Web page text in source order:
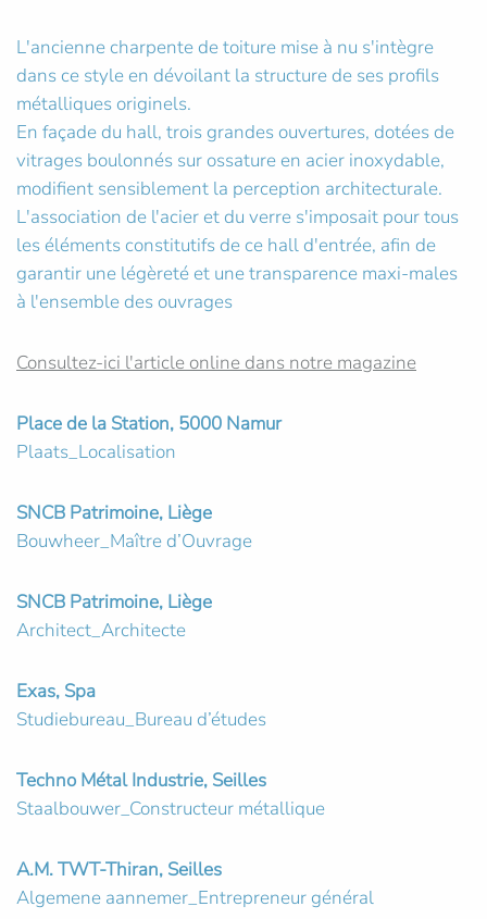
L'ancienne charpente de toiture mise à nu s'intègre
dans ce style en dévoilant la structure de ses profils
métalliques originels.
En façade du hall, trois grandes ouvertures, dotées de
vitrages boulonnés sur ossature en acier inoxydable,
modifient sensiblement la perception architecturale.
L'association de l'acier et du verre s'imposait pour tous
les éléments constitutifs de ce hall d'entrée, afin de
garantir une légèreté et une transparence maxi-males
à l'ensemble des ouvrages
Consultez-ici l'article online dans notre magazine
Place de la Station, 5000 Namur
Plaats_Localisation
SNCB Patrimoine, Liège
Bouwheer_Maître d’Ouvrage
SNCB Patrimoine, Liège
Architect_Architecte
Exas, Spa
Studiebureau_Bureau d’études
Techno Métal Industrie, Seilles
Staalbouwer_Constructeur métallique
A.M. TWT-Thiran, Seilles
Algemene aannemer_Entrepreneur général